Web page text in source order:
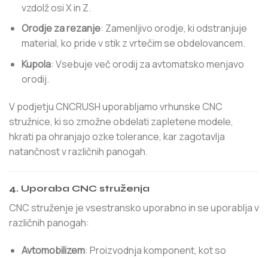
vzdolž osi X in Z.
Orodje za rezanje: Zamenljivo orodje, ki odstranjuje
material, ko pride v stik z vrtečim se obdelovancem.
Kupola: Vsebuje več orodij za avtomatsko menjavo
orodij.
V podjetju CNCRUSH uporabljamo vrhunske CNC
stružnice, ki so zmožne obdelati zapletene modele,
hkrati pa ohranjajo ozke tolerance, kar zagotavlja
natančnost v različnih panogah.
4. Uporaba CNC struženja
CNC struženje je vsestransko uporabno in se uporablja v
različnih panogah:
Avtomobilizem: Proizvodnja komponent, kot so